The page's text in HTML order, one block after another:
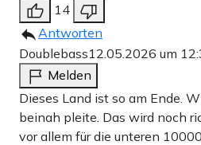
14
Antworten
Doublebass12.05.2026 um
Melden
Dieses Land ist so am Ende.
beinah pleite. Das wird noch
vor allem für die unteren